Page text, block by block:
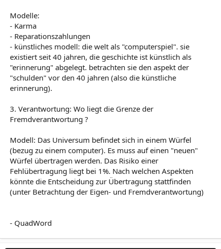
Modelle:
- Karma
- Reparationszahlungen
- künstliches modell: die welt als "computerspiel". sie
existiert seit 40 jahren, die geschichte ist künstlich als
"erinnerung" abgelegt. betrachten sie den aspekt der
"schulden" vor den 40 jahren (also die künstliche
erinnerung).
3. Verantwortung: Wo liegt die Grenze der
Fremdverantwortung ?
Modell: Das Universum befindet sich in einem Würfel
(bezug zu einem computer). Es muss auf einen "neuen"
Würfel übertragen werden. Das Risiko einer
Fehlübertragung liegt bei 1%. Nach welchen Aspekten
könnte die Entscheidung zur Übertragung stattfinden
(unter Betrachtung der Eigen- und Fremdverantwortung)
- QuadWord